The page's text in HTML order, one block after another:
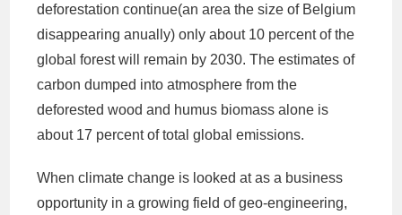
deforestation continue(an area the size of Belgium
disappearing anually) only about 10 percent of the
global forest will remain by 2030. The estimates of
carbon dumped into atmosphere from the
deforested wood and humus biomass alone is
about 17 percent of total global emissions.
When climate change is looked at as a business
opportunity in a growing field of geo-engineering,